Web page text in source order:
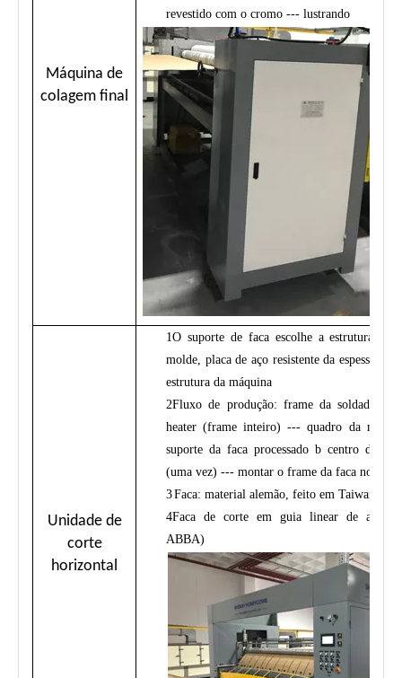
Máquina de
colagem final
revestido com o cromo --- lustrando
Unidade de
corte
horizontal
1O suporte de faca escolhe a estrutura
molde, placa de aço resistente da espessura
estrutura da máquina
2Fluxo de produção: frame da soldadura -
heater (frame inteiro) --- quadro da
suporte da faca processado b centro da
(uma vez) --- montar o frame da faca no
3Faca: material alemão, feito em Taiwan
4Faca de corte em guia linear de alta
ABBA)